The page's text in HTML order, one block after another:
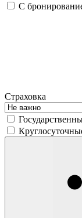
С
Страховка